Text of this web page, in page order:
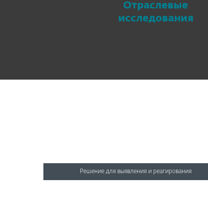
Отраслевые
исследования
Решение для выявления и реагирования